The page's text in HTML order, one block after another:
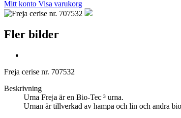
Mitt konto Visa varukorg
Fler bilder
Freja cerise nr. 707532
Beskrivning
Urna Freja är en Bio-Tec ³ urna.
Urnan är tillverkad av hampa och lin och andra